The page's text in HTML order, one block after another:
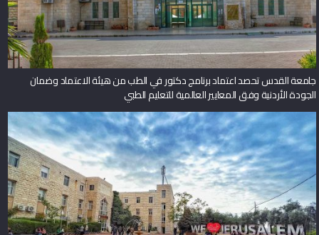
جامعة القدس تحصد اعتماد برنامج دكتور في الطب من هيئة الاعتماد وضمان
الجودة الأردنية وفق المعايير العالمية للتعليم الطبي